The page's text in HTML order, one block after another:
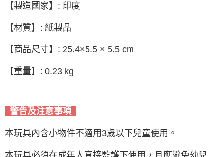
【製造國家】: 印度
【材質】: 紙製品
【商品尺寸】: 25.4×5.5 × 5.5 cm
【重量】: 0.23 kg
警告及注意事項
本玩具內含小物件不適用3歲以下兒童使用。
本玩具必須在成年人直接監護下使用，且應避免幼兒